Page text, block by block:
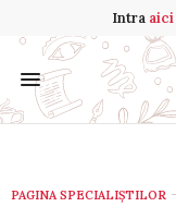
Intra aici
PAGINA SPECIALIȘTILOR